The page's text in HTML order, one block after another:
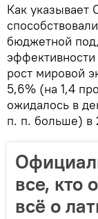
Как указывает
бюджетной
рост мировой
5,6% (на 1,4
ожидалось в
п. п. больше) в
все, кто
всё о